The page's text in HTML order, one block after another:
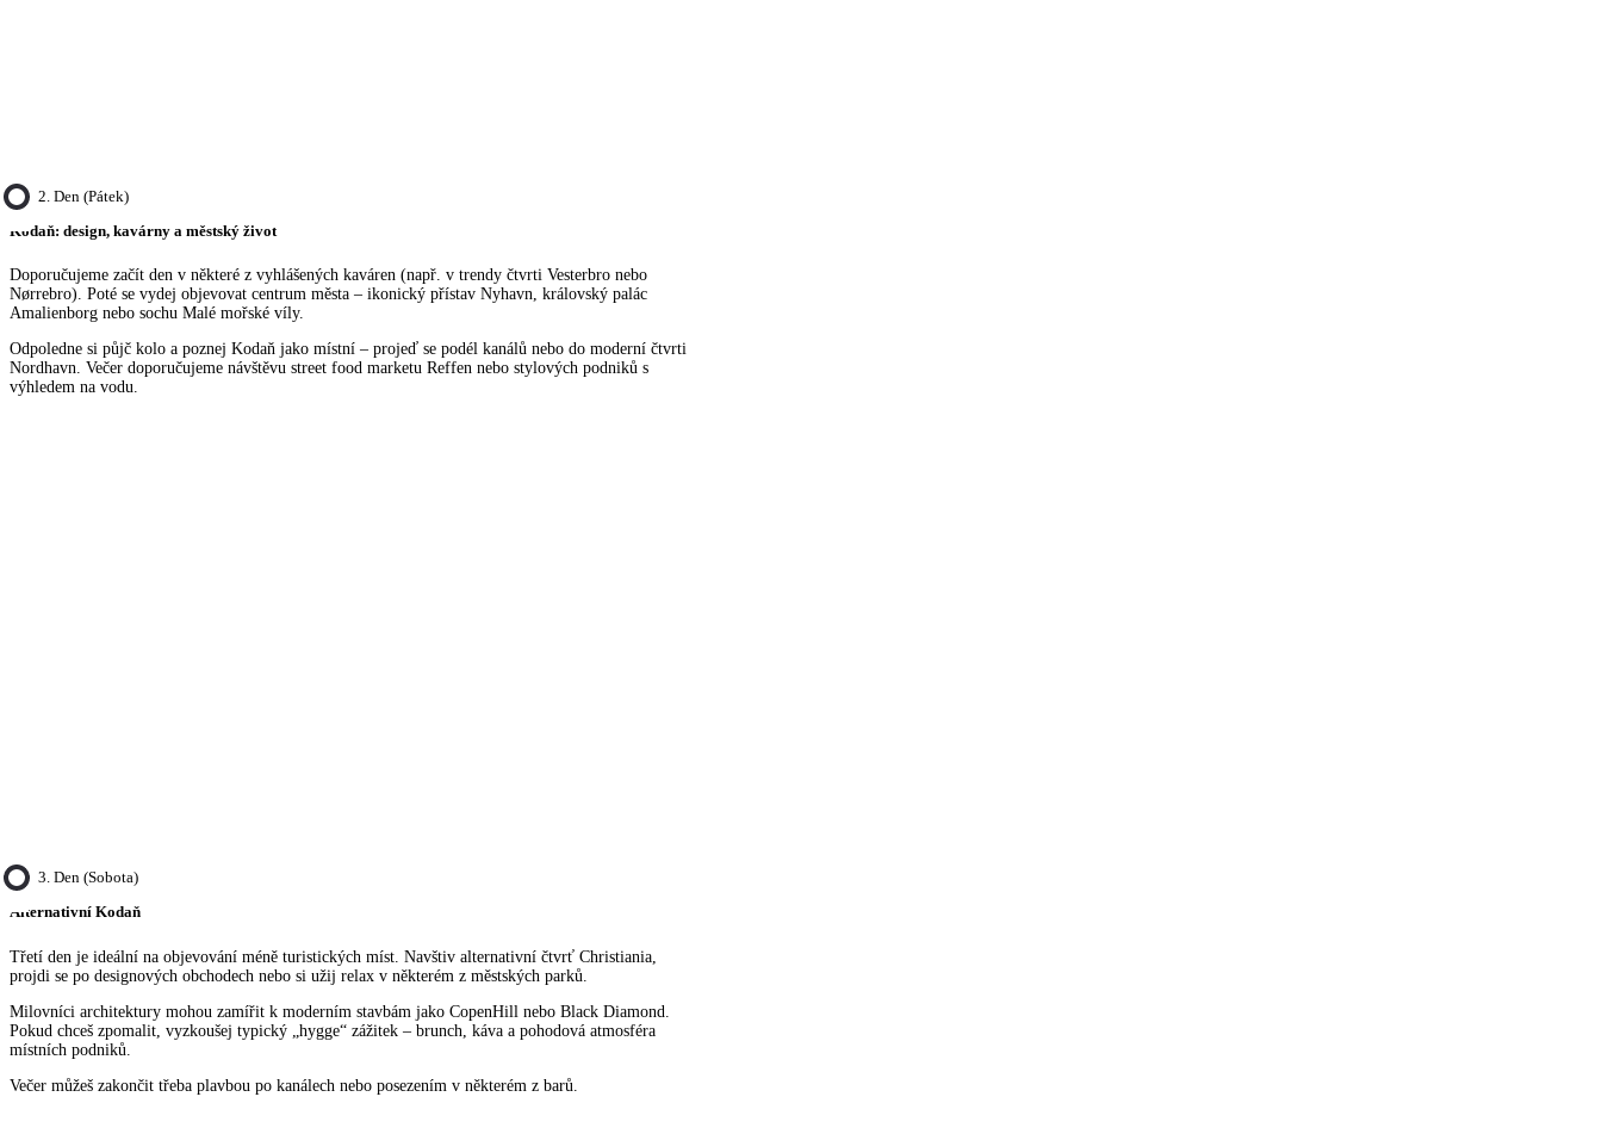
2. Den (pátek)
Kodaň: design, kavárny a městský život
Doporučujeme začít den v některé z vyhlášených kaváren (např. v trendy čtvrti Vesterbro nebo
Nørrebro). Poté se vydej objevovat centrum města – ikonický přístav Nyhavn, královský palác
Amalienborg nebo sochu Malé mořské víly.
Odpoledne si půjč kolo a poznej Kodaň jako místní – projeď se podél kanálů nebo do moderní čtvrti
Nordhavn. Večer doporučujeme návštěvu street food marketu Reffen nebo stylových podniků s
výhledem na vodu.
3. Den (sobota)
Alternativní Kodaň
Třetí den je ideální na objevování méně turistických míst. Navštiv alternativní čtvrť Christiania,
projdi se po designových obchodech nebo si užij relax v některém z městských parků.
Milovníci architektury mohou zamířit k moderním stavbám jako CopenHill nebo Black Diamond.
Pokud chceš zpomalit, vyzkoušej typický „hygge“ zážitek – brunch, káva a pohodová atmosféra
místních podniků.
Večer můžeš zakončit třeba plavbou po kanálech nebo posezením v některém z barů.